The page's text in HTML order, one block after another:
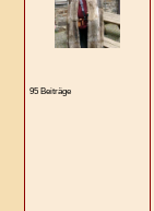
95 Beiträge